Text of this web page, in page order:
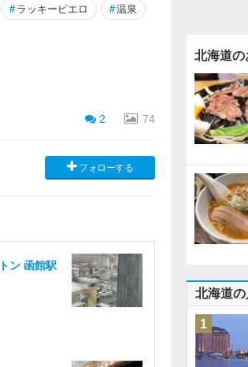
# ラッキーピエロ #温泉
2 74
フォローする
ン 函館駅
北海道の
北海道
1